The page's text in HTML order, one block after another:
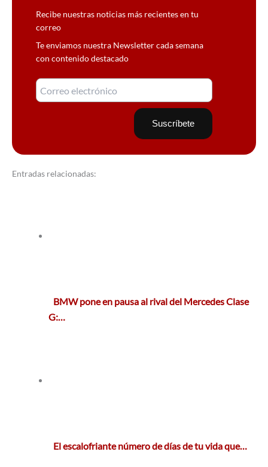
Recibe nuestras noticias más recientes en tu
correo
Te enviamos nuestra Newsletter cada semana
con contenido destacado
Entradas relacionadas:
BMW pone en pausa al rival del Mercedes Clase
G:…
El escalofriante número de días de tu vida que…